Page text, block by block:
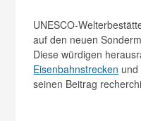
UNESCO-
auf den neuen
Diese würdigen
Eisenbahnstrecken
seinen Beitrag